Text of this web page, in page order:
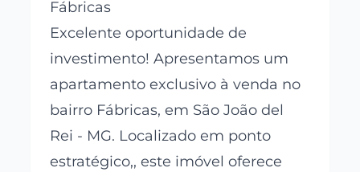
Fábricas
Excelente oportunidade de
investimento! Apresentamos um
apartamento exclusivo à venda no
bairro Fábricas, em São João del
Rei - MG. Localizado em ponto
estratégico,, este imóvel oferece